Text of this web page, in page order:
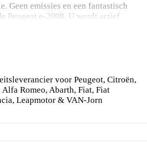
Geen emissies en een fantastisch
Peugeot e-2008. U wordt actief
met de elektromotor. De auto
kilometerstand van slechts 16902
ook elektrisch verstelbare
velgen, LED koplampen,
neerklapbare achterbank en LED-
heeft u essentiële info in beeld.
en veilig parkeren met de
afstand tot uw voorligger.
voor Peugeot, Citroën,
Romeo, Abarth, Fiat, Fiat
Leapmotor & VAN-Jorn